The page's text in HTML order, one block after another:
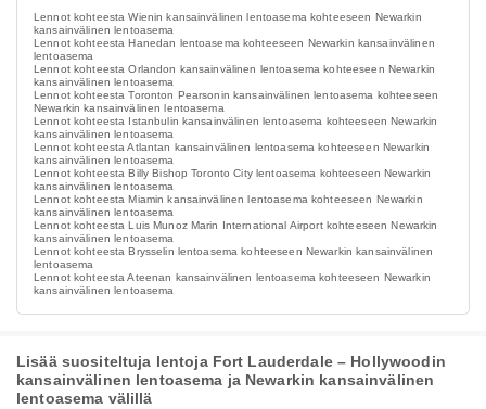
Lennot kohteesta Wienin kansainvälinen lentoasema kohteeseen Newarkin
kansainvälinen lentoasema
Lennot kohteesta Hanedan lentoasema kohteeseen Newarkin kansainvälinen
lentoasema
Lennot kohteesta Orlandon kansainvälinen lentoasema kohteeseen Newarkin
kansainvälinen lentoasema
Lennot kohteesta Toronton Pearsonin kansainvälinen lentoasema kohteeseen
Newarkin kansainvälinen lentoasema
Lennot kohteesta Istanbulin kansainvälinen lentoasema kohteeseen Newarkin
kansainvälinen lentoasema
Lennot kohteesta Atlantan kansainvälinen lentoasema kohteeseen Newarkin
kansainvälinen lentoasema
Lennot kohteesta Billy Bishop Toronto City lentoasema kohteeseen Newarkin
kansainvälinen lentoasema
Lennot kohteesta Miamin kansainvälinen lentoasema kohteeseen Newarkin
kansainvälinen lentoasema
Lennot kohteesta Luis Munoz Marin International Airport kohteeseen Newarkin
kansainvälinen lentoasema
Lennot kohteesta Brysselin lentoasema kohteeseen Newarkin kansainvälinen
lentoasema
Lennot kohteesta Ateenan kansainvälinen lentoasema kohteeseen Newarkin
kansainvälinen lentoasema
Lisää suositeltuja lentoja Fort Lauderdale – Hollywoodin
kansainvälinen lentoasema ja Newarkin kansainvälinen
lentoasema välillä